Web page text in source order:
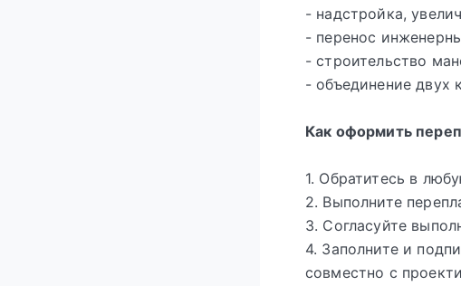
- надстройка,
- перенос
- строительство
- объединение двух
Как оформить
1. Обратитесь в
2. Выполните
3. Согласуйте
4. Заполните и
совместно с